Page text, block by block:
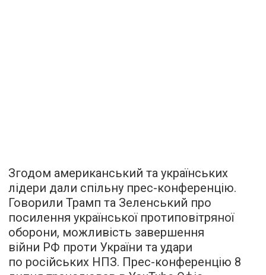
Згодом американський та українських
лідери дали спільну прес-конференцію.
Говорили Трамп та Зеленський про
посилення української протиповітряної
оборони, можливість завершення
війни РФ проти України та удари
по російських НПЗ. Прес-конференцію 8